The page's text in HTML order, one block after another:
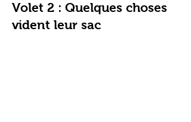
Volet 2 : Quelques choses
vident leur sac